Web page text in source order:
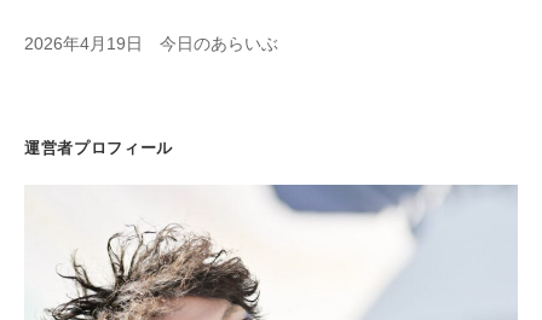
2026年4月19日 今日のあらいぶ
運営者プロフィール